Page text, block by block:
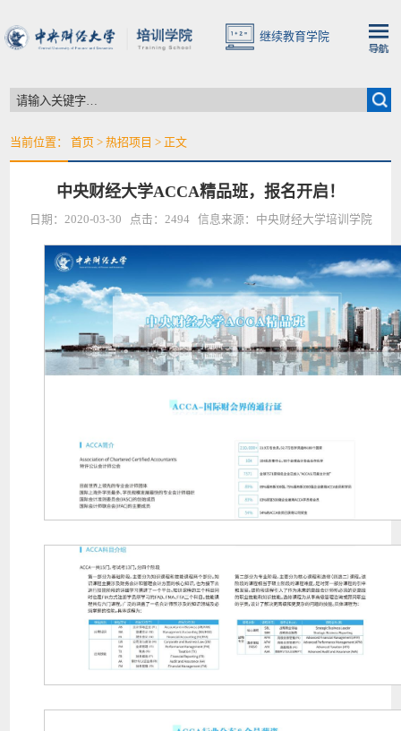
继续教育学院
当前位置： 首页 >热招项目 > 正文
中央财经大学ACCA精品班，报名开启！
日期：2020-03-30 点击： 2494信息来源：中央财经大学培训学院